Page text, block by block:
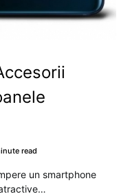
read
un smartphone